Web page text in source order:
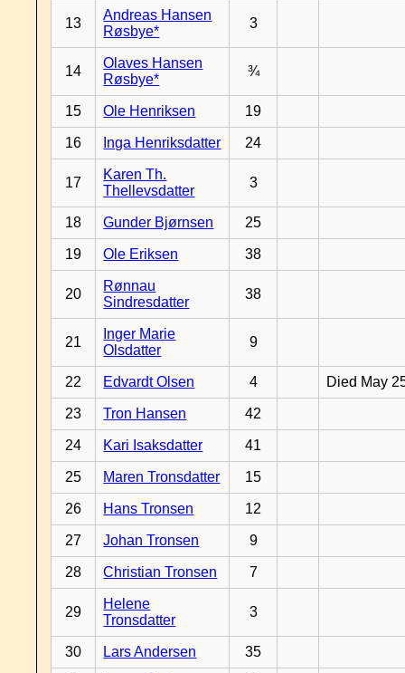
13
Andreas Hansen
Røsbye*
3
14
Olaves Hansen
Røsbye*
¾
15 Ole Henriksen 19
16 Inga Henriksdatter 24
17
Karen Th.
Thellevsdatter
3
18 Gunder Bjørnsen 25
19 Ole Eriksen 38
20
Rønnau
Sindresdatter
38
21
Inger Marie
Olsdatter
9
22 Edvardt Olsen 4 Died May
23 Tron Hansen 42
24 Kari Isaksdatter 41
25 Maren Tronsdatter 15
26 Hans Tronsen 12
27 Johan Tronsen 9
28 Christian Tronsen 7
29
Helene
Tronsdatter
3
30 Lars Andersen 35